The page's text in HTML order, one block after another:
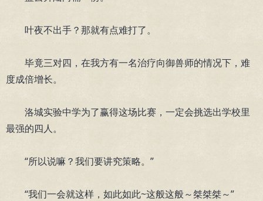
叶夜不出手？那就有点难打了。
毕竟三对四，在我方有一名治疗向御兽师的情况下，难
度成倍增长。
洛城实验中学为了赢得这场比赛，一定会挑选出学校里
最强的四人。
“所以说嘛？我们要讲究策略。”
“我们一会就这样，如此如此~这般这般～桀桀桀～”